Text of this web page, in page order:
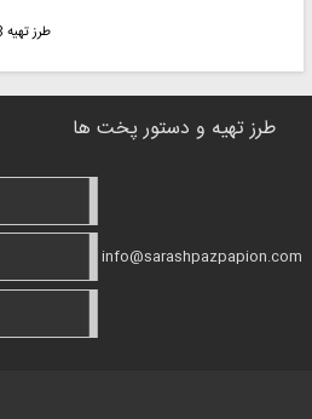
طرز تهیه 3 ماسک صورت بهاری
طرز تهیه و دستور پخت ها
info@sarashpazpapion.com